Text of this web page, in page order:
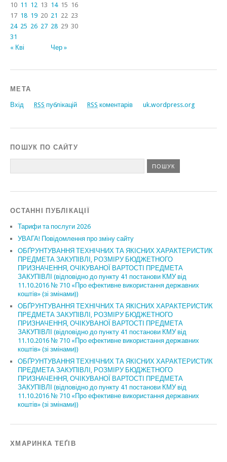
« Кві Чер »
10 11 12 13 14 15 16
17 18 19 20 21 22 23
24 25 26 27 28 29 30
31
МЕТА
Вхід RSS публікацій RSS коментарів uk.wordpress.org
ПОШУК ПО САЙТУ
ОСТАННІ ПУБЛІКАЦІЇ
Тарифи та послуги 2026
УВАГА! Повідомлення про зміну сайту
ОБҐРУНТУВАННЯ ТЕХНІЧНИХ ТА ЯКІСНИХ ХАРАКТЕРИСТИК
ПРЕДМЕТА ЗАКУПІВЛІ, РОЗМІРУ БЮДЖЕТНОГО
ПРИЗНАЧЕННЯ, ОЧІКУВАНОЇ ВАРТОСТІ ПРЕДМЕТА
ЗАКУПІВЛІ (відповідно до пункту 41 постанови КМУ від
11.10.2016 № 710 «Про ефективне використання державних
коштів» (зі змінами))
ОБҐРУНТУВАННЯ ТЕХНІЧНИХ ТА ЯКІСНИХ ХАРАКТЕРИСТИК
ПРЕДМЕТА ЗАКУПІВЛІ, РОЗМІРУ БЮДЖЕТНОГО
ПРИЗНАЧЕННЯ, ОЧІКУВАНОЇ ВАРТОСТІ ПРЕДМЕТА
ЗАКУПІВЛІ (відповідно до пункту 41 постанови КМУ від
11.10.2016 № 710 «Про ефективне використання державних
коштів» (зі змінами))
ОБҐРУНТУВАННЯ ТЕХНІЧНИХ ТА ЯКІСНИХ ХАРАКТЕРИСТИК
ПРЕДМЕТА ЗАКУПІВЛІ, РОЗМІРУ БЮДЖЕТНОГО
ПРИЗНАЧЕННЯ, ОЧІКУВАНОЇ ВАРТОСТІ ПРЕДМЕТА
ЗАКУПІВЛІ (відповідно до пункту 41 постанови КМУ від
11.10.2016 № 710 «Про ефективне використання державних
коштів» (зі змінами))
ХМАРИНКА ТЕҐІВ